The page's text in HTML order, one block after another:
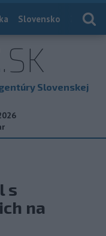
Slovensko
.SK
Slovenskej
s
na